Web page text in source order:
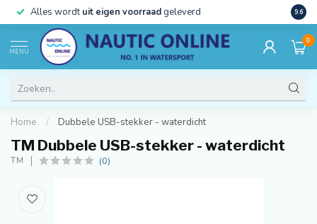
Alles wordtuit eigen voorraad geleverd 9.6
MENU
0
Home / Dubbele USB-stekker - waterdicht
TM Dubbele USB-stekker - waterdicht
TM (0)